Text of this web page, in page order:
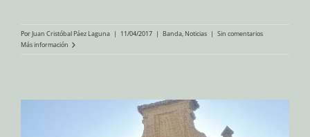
PorJuan Cristóbal Páez Laguna | 11/04/2017 | Banda, Noticias | Sin comentarios
Más información